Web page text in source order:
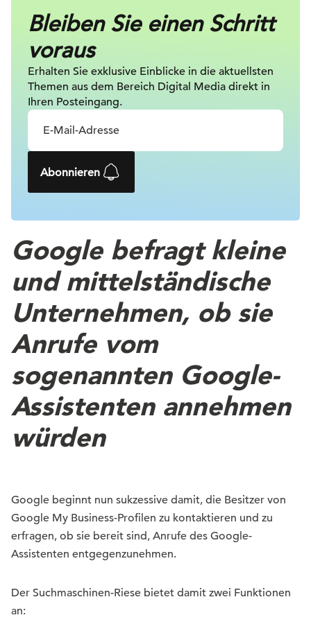
Bleiben Sie einen Schritt
voraus
Erhalten Sie exklusive Einblicke in die aktuellsten
Themen aus dem Bereich Digital Media direkt in
Ihren Posteingang.
Abonnieren
Google befragt kleine
und mittelständische
Unternehmen, ob sie
Anrufe vom
sogenannten Google-
Assistenten annehmen
würden
Google beginnt nun sukzessive damit, die Besitzer von
Google My Business-Profilen zu kontaktieren und zu
erfragen, ob sie bereit sind, Anrufe des Google-
Assistenten entgegenzunehmen.
Der Suchmaschinen-Riese bietet damit zwei Funktionen
an: